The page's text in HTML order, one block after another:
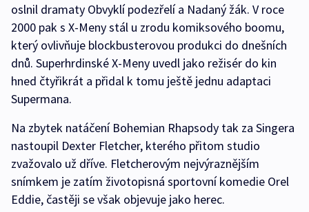
oslnil dramaty Obvyklí podezřelí a Nadaný žák. V roce
2000 pak s X-Meny stál u zrodu komiksového boomu,
který ovlivňuje blockbusterovou produkci do dnešních
dnů. Superhrdinské X-Meny uvedl jako režisér do kin
hned čtyřikrát a přidal k tomu ještě jednu adaptaci
Supermana.
Na zbytek natáčení Bohemian Rhapsody tak za Singera
nastoupil Dexter Fletcher, kterého přitom studio
zvažovalo už dříve. Fletcherovým nejvýraznějším
snímkem je zatím životopisná sportovní komedie Orel
Eddie, častěji se však objevuje jako herec.